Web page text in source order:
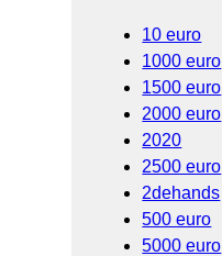
10 euro
1000 euro
1500 euro
2000 euro
2020
2500 euro
2dehands
500 euro
5000 euro